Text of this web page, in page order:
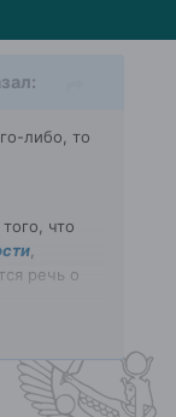
либо, то
что
речь о
, то